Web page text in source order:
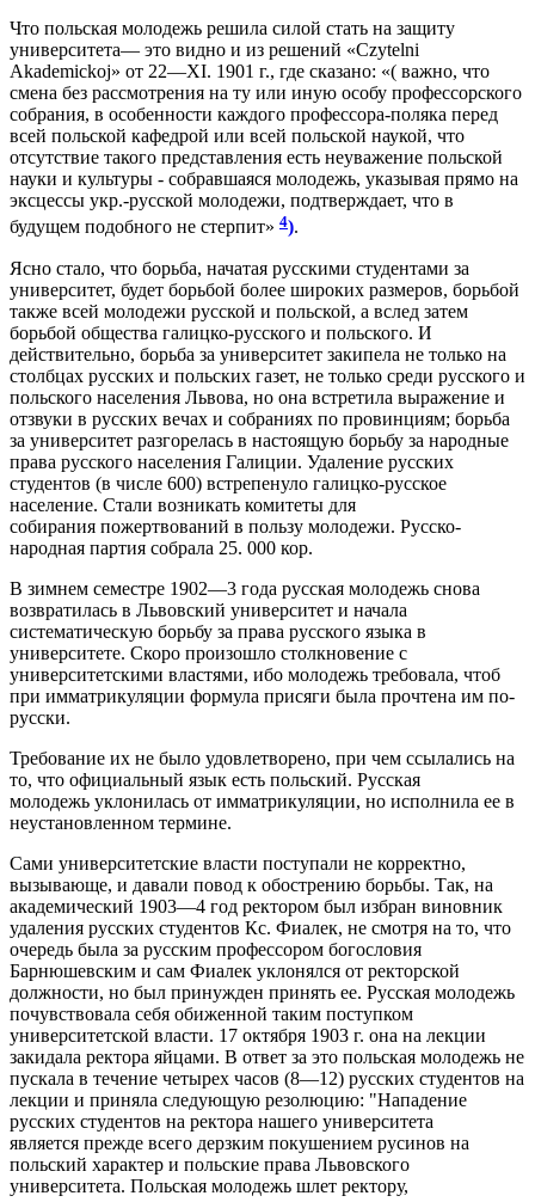
Что польская молодежь решила силой стать на защиту
университета— это видно и из решений «Czytelni
Akademickoj» от 22—XI. 1901 г., где сказано: «( важно, что
смена без рассмотрения на ту или иную особу профессорского
собрания, в особенности каждого профессора-поляка перед
всей польской кафедрой или всей польской наукой, что
отсутствие такого представления есть неуважение польской
науки и культуры - собравшаяся молодежь, указывая прямо на
эксцессы укр.-русской молодежи, подтверждает, что в
будущем подобного не стерпит» 4).
Ясно стало, что борьба, начатая русскими студентами за
университет, будет борьбой более широких размеров, борьбой
также всей молодежи русской и польской, а вслед затем
борьбой общества галицко-русского и польского. И
действительно, борьба за университет закипела не только на
столбцах русских и польских газет, не только среди русского и
польского населения Львова, но она встретила выражение и
отзвуки в русских вечах и собраниях по провинциям; борьба
за университет разгорелась в настоящую борьбу за народные
права русского населения Галиции. Удаление русских
студентов (в числе 600) встрепенуло галицко-русское
население. Стали возникать комитеты для
собирания пожертвований в пользу молодежи. Русско-
народная партия собрала 25. 000 кор.
В зимнем семестре 1902—3 года русская молодежь снова
возвратилась в Львовский университет и начала
систематическую борьбу за права русского языка в
университете. Скоро произошло столкновение с
университетскими властями, ибо молодежь требовала, чтоб
при имматрикуляции формула присяги была прочтена им по-
русски.
Требование их не было удовлетворено, при чем ссылались на
то, что официальный язык есть польский. Русская
молодежь уклонилась от имматрикуляции, но исполнила ее в
неустановленном термине.
Сами университетские власти поступали не корректно,
вызывающе, и давали повод к обострению борьбы. Так, на
академический 1903—4 год ректором был избран виновник
удаления русских студентов Кс. Фиалек, не смотря на то, что
очередь была за русским профессором богословия
Барнюшевским и сам Фиалек уклонялся от ректорской
должности, но был принужден принять ее. Русская молодежь
почувствовала себя обиженной таким поступком
университетской власти. 17 октября 1903 г. она на лекции
закидала ректора яйцами. В ответ за это польская молодежь не
пускала в течение четырех часов (8—12) русских студентов на
лекции и приняла следующую резолюцию: "Нападение
русских студентов на ректора нашего университета
является прежде всего дерзким покушением русинов на
польский характер и польские права Львовского
университета. Польская молодежь шлет ректору,